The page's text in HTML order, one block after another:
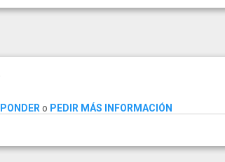
o PEDIR MÁS INFORMACIÓN